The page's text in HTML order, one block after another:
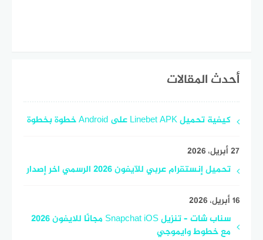
أحدث المقالات
كيفية تحميل Linebet APK على Android خطوة بخطوة
27 أبريل، 2026
تحميل إنستقرام عربي للآيفون 2026 الرسمي اخر إصدار
16 أبريل، 2026
سناب شات – تنزيل Snapchat iOS مجانًا للايفون 2026
مع خطوط وايموجي